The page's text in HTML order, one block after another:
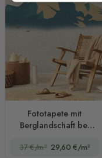
Fototapete mit
Berglandschaft bei
alter Karo-Textur
37 €/m² 29,60 €/m²